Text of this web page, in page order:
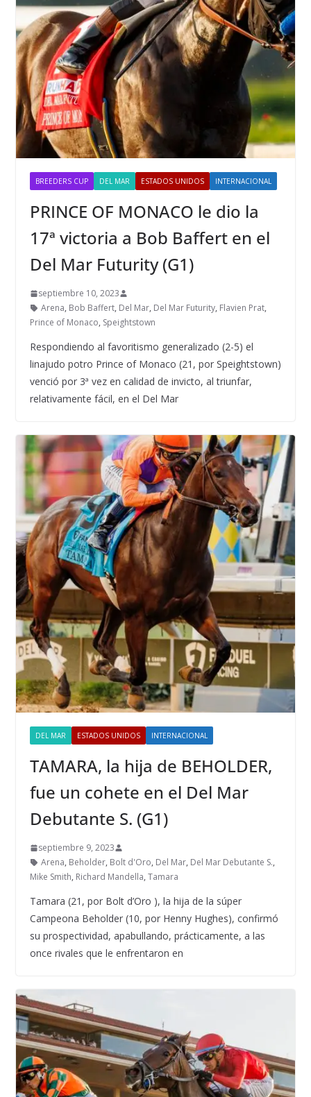
BREEDERS CUP DEL MAR ESTADOS UNIDOS INTERNACIONAL
PRINCE OF MONACO le dio la
17ª victoria a Bob Baffert en el
Del Mar Futurity (G1)
septiembre 10, 2023
Arena, Bob Baffert, Del Mar, Del Mar Futurity, Flavien Prat,
Prince of Monaco, Speightstown
Respondiendo al favoritismo generalizado (2-5) el
linajudo potro Prince of Monaco (21, por Speightstown)
venció por 3ª vez en calidad de invicto, al triunfar,
relativamente fácil, en el Del Mar
DEL MAR ESTADOS UNIDOS INTERNACIONAL
TAMARA, la hija de BEHOLDER,
fue un cohete en el Del Mar
Debutante S. (G1)
septiembre 9, 2023
Arena, Beholder, Bolt d'Oro, Del Mar, Del Mar Debutante S.,
Mike Smith, Richard Mandella, Tamara
Tamara (21, por Bolt d’Oro ), la hija de la súper
Campeona Beholder (10, por Henny Hughes), confirmó
su prospectividad, apabullando, prácticamente, a las
once rivales que le enfrentaron en